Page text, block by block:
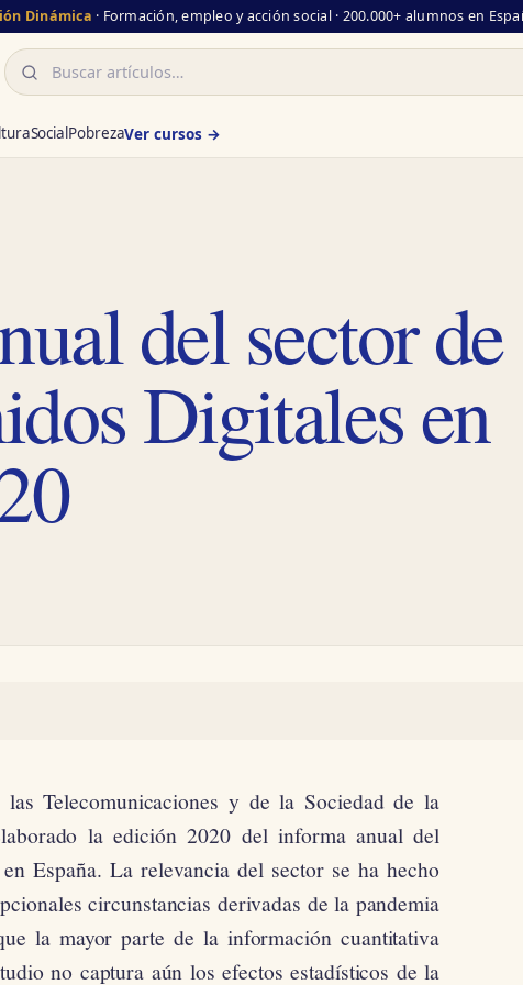
Dinámica · Formación, empleo y acción social · 200.000+ alumnos en
Buscar
SocialPobrezaVer cursos →
del sector de
Digitales en
Telecomunicaciones y de la Sociedad de la
la edición 2020 del informa anual del
España. La relevancia del sector se ha hecho
circunstancias derivadas de la pandemia
la mayor parte de la información cuantitativa
no captura aún los efectos estadísticos de la